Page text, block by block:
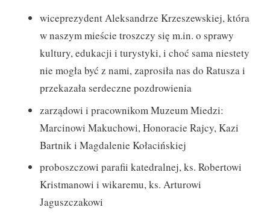
wiceprezydent Aleksandrze Krzeszewskiej, która
w naszym mieście troszczy się m.in. o sprawy
kultury, edukacji i turystyki, i choć sama niestety
nie mogła być z nami, zaprosiła nas do Ratusza i
przekazała serdeczne pozdrowienia
zarządowi i pracownikom Muzeum Miedzi:
Marcinowi Makuchowi, Honoracie Rajcy, Kazi
Bartnik i Magdalenie Kołacińskiej
proboszczowi parafii katedralnej, ks. Robertowi
Kristmanowi i wikaremu, ks. Arturowi
Jaguszczakowi